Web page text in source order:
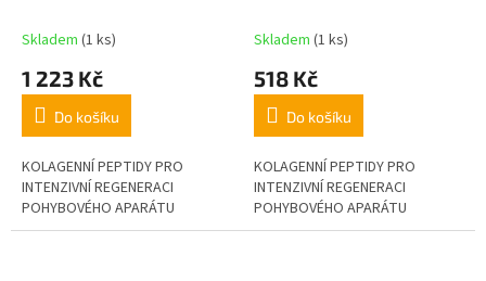
Skladem (1 ks)
1 223 Kč
Do košíku
KOLAGENNÍ PEPTIDY PRO
INTENZIVNÍ REGENERACI
POHYBOVÉHO APARÁTU
Skladem (1 ks)
518 Kč
Do košíku
KOLAGENNÍ PEPTIDY PRO
INTENZIVNÍ REGENERACI
POHYBOVÉHO APARÁTU